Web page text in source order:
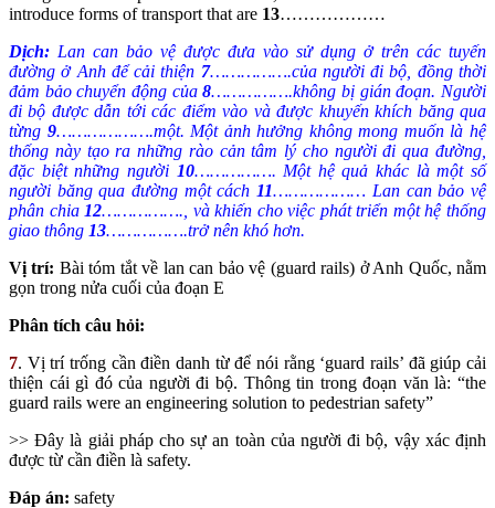
introduce forms of transport that are 13………………
Dịch: Lan can bảo vệ được đưa vào sử dụng ở trên các tuyến
đường ở Anh để cải thiện 7…………….của người đi bộ, đồng thời
đảm bảo chuyển động của8…………….không bị gián đoạn. Người
đi bộ được dẫn tới các điểm vào và được khuyến khích băng qua
từng 9……………….một. Một ảnh hưởng không mong muốn là hệ
thống này tạo ra những rào cản tâm lý cho người đi qua đường,
đặc biệt những người 10……………. Một hệ quả khác là một số
người băng qua đường một cách 11……………… Lan can bảo vệ
phân chia 12……………., và khiến cho việc phát triển một hệ thống
giao thông 13…………….trở nên khó hơn.
Vị trí: Bài tóm tắt về lan can bảo vệ (guard rails) ở Anh Quốc, nằm
gọn trong nửa cuối của đoạn E
Phân tích câu hỏi:
7. Vị trí trống cần điền danh từ để nói rằng ‘guard rails’ đã giúp cải
thiện cái gì đó của người đi bộ. Thông tin trong đoạn văn là: “the
guard rails were an engineering solution to pedestrian safety”
>> Đây là giải pháp cho sự an toàn của người đi bộ, vậy xác định
được từ cần điền là safety.
Đáp án: safety